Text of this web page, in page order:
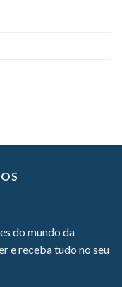
do mundo da
e receba tudo no seu